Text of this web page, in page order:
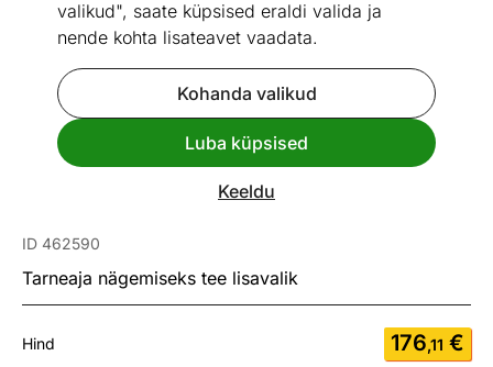
valikud", saate küpsised eraldi valida ja
nende kohta lisateavet vaadata.
Kohanda valikud
Luba küpsised
Keeldu
1 / 26
Vaata sarnaseid
ID 462590
Tarneaja nägemiseks tee lisavalik
Hind 176,11 €